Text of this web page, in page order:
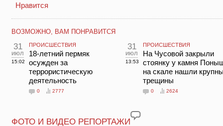
Нравится
ВОЗМОЖНО, ВАМ ПОНРАВИТСЯ
31
июл
15:02
ПРОИСШЕСТВИЯ
18-летний пермяк
осужден за
террористическую
деятельность
0 2777
31
июл
13:53
ПРОИСШЕСТВИЯ
На Чусовой закрыли
стоянку у камня
на скале нашли
трещины
0 2624
ФОТО И ВИДЕО РЕПОРТАЖИ